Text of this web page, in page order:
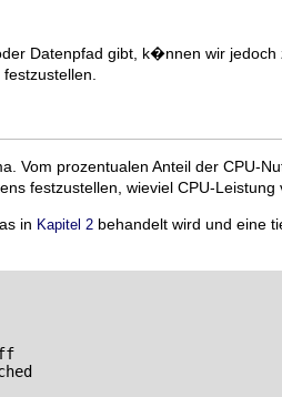
Datenpfad gibt, k�nnen wir jedoch
Vom prozentualen Anteil der CPU-
festzustellen, wieviel CPU-Leistung
in Kapitel 2 behandelt wird und eine